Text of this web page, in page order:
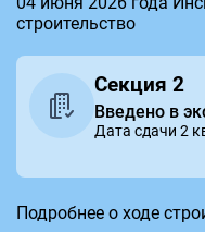
строительство
Секция 2
Введено в
Дата сдачи 2
Подробнее о ходе